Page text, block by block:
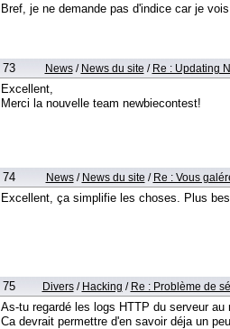
Bref, je ne demande pas d'indice car je
73 News/ News du site/ Re : Updating
Excellent,
Merci la nouvelle team newbiecontest!
74 News/ News du site/ Re : Vous
Excellent, ça simplifie les choses. Plus
75 Divers/ Hacking / Re : Problème de
As-tu regardé les logs HTTP du serveur au
Ca devrait permettre d'en savoir déja un